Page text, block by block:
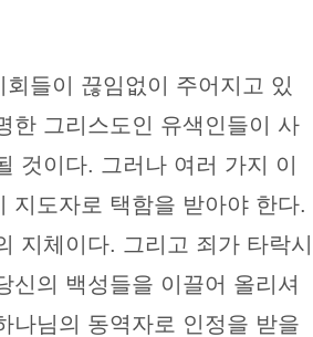
들이 끊임없이 주어지고 있
한 그리스도인 유색인들이 사
것이다. 그러나 여러 가지 이
지도자로 택함을 받아야 한다.
지체이다. 그리고 죄가 타락시
신의 백성들을 이끌어 올리셔
나님의 동역자로 인정을 받을